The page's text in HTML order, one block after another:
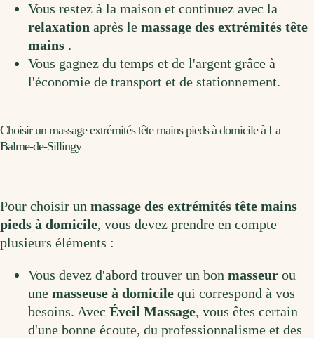
Vous restez à la maison et continuez avec la
relaxation après le massage des extrémités tête
mains .
Vous gagnez du temps et de l'argent grâce à
l'économie de transport et de stationnement.
Choisir un massage extrémités tête mains pieds à domicile à La
Balme-de-Sillingy
Pour choisir un massage des extrémités tête mains
pieds à domicile, vous devez prendre en compte
plusieurs éléments :
Vous devez d'abord trouver un bon masseur ou
une masseuse à domicile qui correspond à vos
besoins. Avec Éveil Massage, vous êtes certain
d'une bonne écoute, du professionnalisme et des